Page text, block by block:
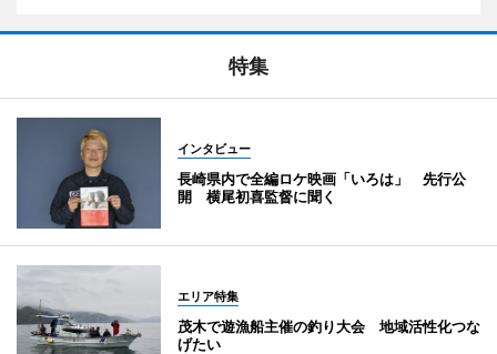
特集
インタビュー
長崎県内で全編ロケ映画「いろは」 先行公
開 横尾初喜監督に聞く
エリア特集
茂木で遊漁船主催の釣り大会 地域活性化つな
げたい